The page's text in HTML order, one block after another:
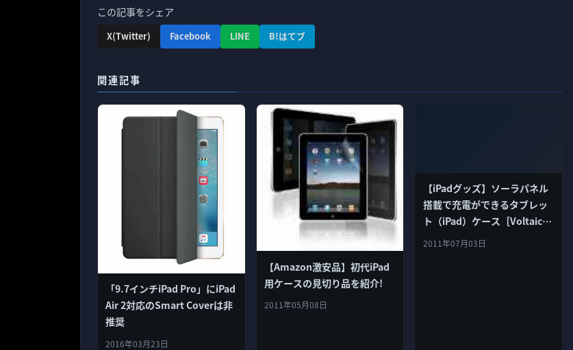
この記事をシェア
X(Twitter) Facebook LINE B!はてブ
関連記事
「9.7インチiPad Pro」にiPad
Air 2対応のSmart Coverは非
推奨
2016年03月23日
【Amazon激安品】初代iPad
用ケースの見切り品を紹介!
2011年05月08日
【iPadグッズ】ソーラパネル
搭載で充電ができるタブレッ
ト（iPad）ケース［Voltaic
Spark Tablet Case］
2011年07月03日